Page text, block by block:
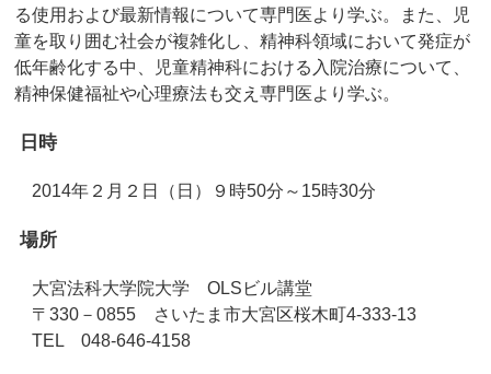
る使用および最新情報について専門医より学ぶ。また、児
童を取り囲む社会が複雑化し、精神科領域において発症が
低年齢化する中、児童精神科における入院治療について、
精神保健福祉や心理療法も交え専門医より学ぶ。
日時
2014年２月２日（日）９時50分～15時30分
場所
大宮法科大学院大学 OLSビル講堂
〒330－0855 さいたま市大宮区桜木町4-333-13
TEL 048-646-4158